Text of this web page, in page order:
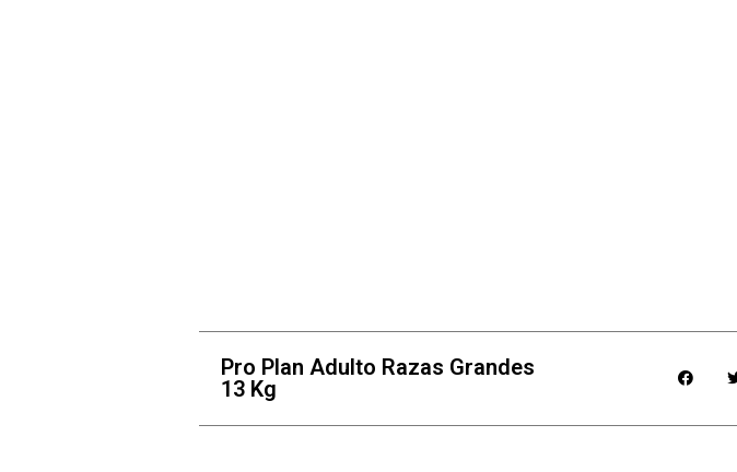
Pro Plan Adulto Razas Grandes
13 Kg